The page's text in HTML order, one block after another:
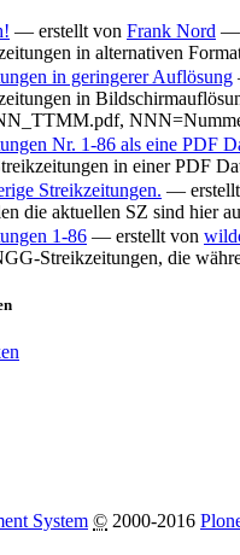
— erstellt von Frank Nord —
in alternativen
in geringerer Auflösung
in
Nr. 1-86 als eine PDF
in einer PDF
Streikzeitungen. —
die aktuellen SZ sind hier
1-86 — erstellt von
Streikzeitungen, die
System © 2000-2016